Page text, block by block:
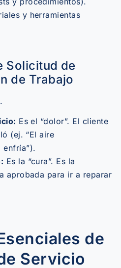
y herramientas
Solicitud de
de Trabajo
Es el “dolor”. El cliente
(ej. “El aire
enfría”).
Es la “cura”. Es la
aprobada para ir a reparar
de
Servicio